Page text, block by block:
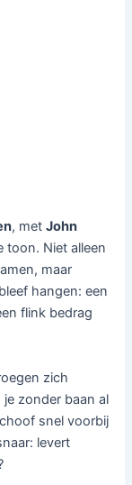
, metJohn
toon. Niet alleen
maar
hangen: een
flink bedrag
zich
zonder baan al
snel voorbij
levert